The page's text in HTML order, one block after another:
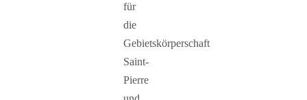
für
die
Gebietskörperschaft
Saint-
Pierre